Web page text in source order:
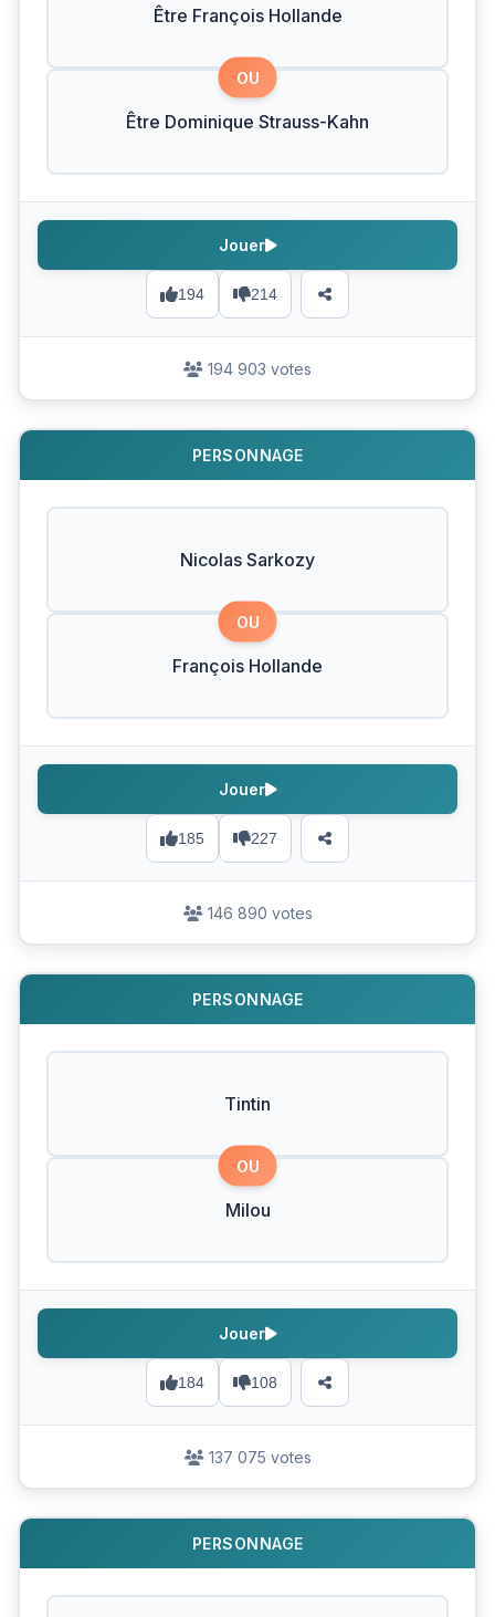
Être François Hollande
OU
Être Dominique Strauss-Kahn
194 214
Jouer
194 903 votes
PERSONNAGE
Nicolas Sarkozy
OU
François Hollande
185 227
Jouer
146 890 votes
PERSONNAGE
Tintin
OU
Milou
184 108
Jouer
137 075 votes
PERSONNAGE